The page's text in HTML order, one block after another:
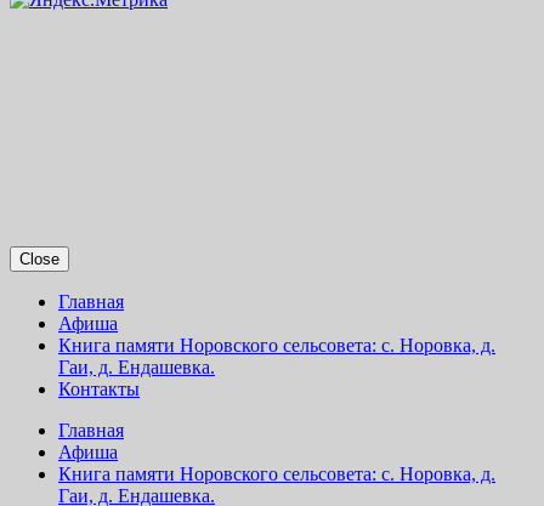
Close
Главная
Афиша
Книга памяти Норовского сельсовета: с. Норовка, д.
Гаи, д. Ендашевка.
Контакты
Главная
Афиша
Книга памяти Норовского сельсовета: с. Норовка, д.
Гаи, д. Ендашевка.